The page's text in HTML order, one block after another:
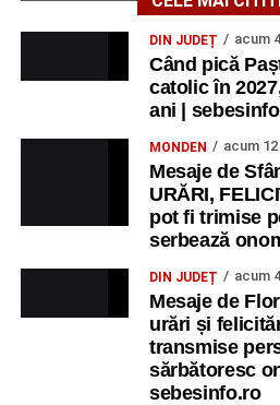
DIN JUDEȚ acum
Când pică
catolic în
ani |
MONDEN acum
Mesaje de
URĂRI,
pot fi trimise
serbează
DIN JUDEȚ acum
Mesaje de
urări și
transmise
sărbătoresc
sebesinfo.ro